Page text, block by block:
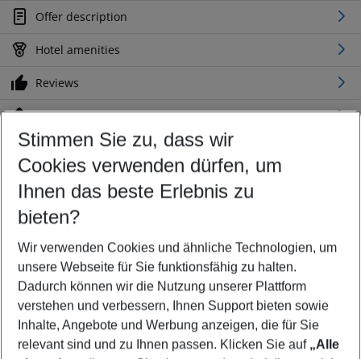
Offer description
Hotel amenities
Reviews
Location
Customize your offer
Find the perfect deal which suits your best
Your departure airport
Any airport
Select your date range
10/08/26–08/08/27 5-8 nights
Who will travel
2 adults No children
Stimmen Sie zu, dass wir
Cookies verwenden dürfen, um
Ihnen das beste Erlebnis zu
bieten?
Wir verwenden Cookies und ähnliche Technologien, um
unsere Webseite für Sie funktionsfähig zu halten.
Dadurch können wir die Nutzung unserer Plattform
verstehen und verbessern, Ihnen Support bieten sowie
Inhalte, Angebote und Werbung anzeigen, die für Sie
relevant sind und zu Ihnen passen. Klicken Sie auf „Alle